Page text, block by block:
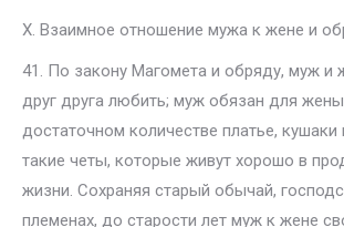
X. Взаимное отношение мужа к жене и
41. По закону Магомета и обряду, муж
друг друга любить; муж обязан для
достаточном количестве платье, кушаки
такие четы, которые живут хорошо в
жизни. Сохраняя старый обычай,
племенах, до старости лет муж к жене